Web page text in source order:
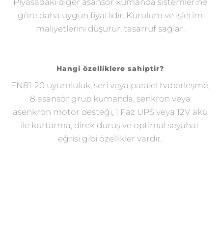
Piyasadaki diğer asansör kumanda sistemlerine
göre daha uygun fiyatlıdır. Kurulum ve işletim
maliyetlerini düşürür, tasarruf sağlar.
Hangi özelliklere sahiptir?
EN81-20 uyumluluk, seri veya paralel haberleşme,
8 asansör grup kumanda, senkron veya
asenkron motor desteği, 1 Faz UPS veya 12V akü
ile kurtarma, direk duruş ve optimal seyahat
eğrisi gibi özellikler vardır.